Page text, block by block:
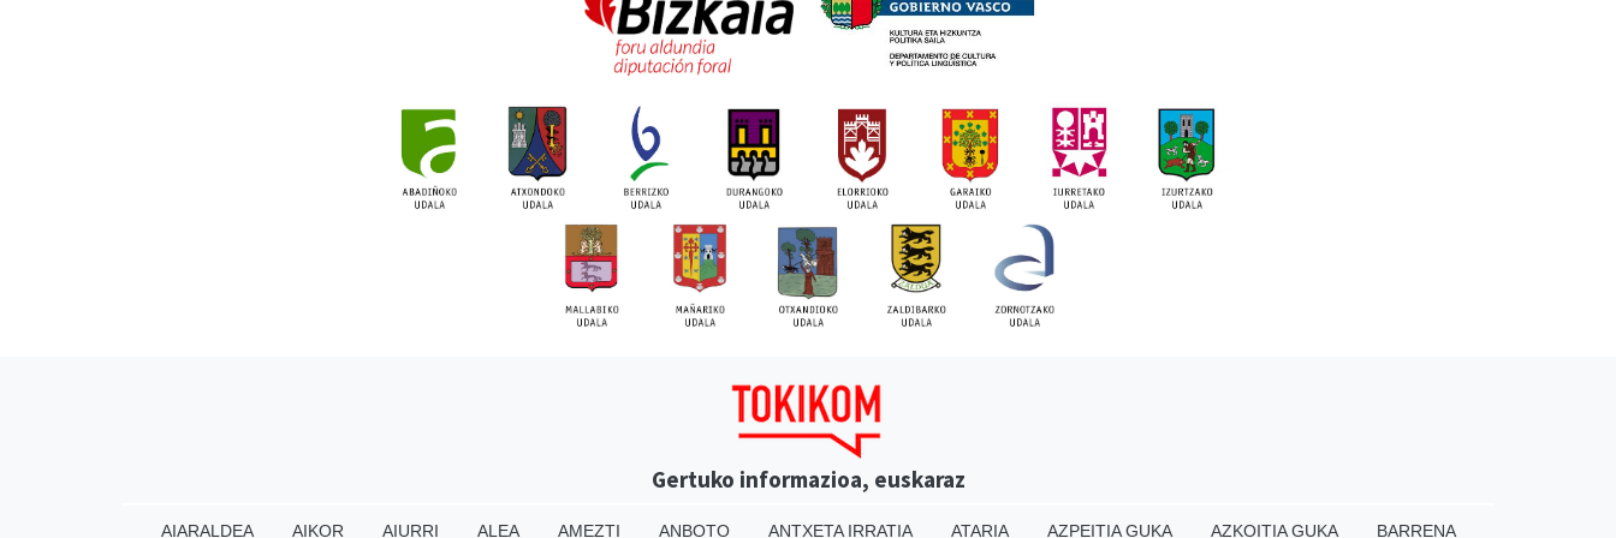
Gertuko informazioa, euskaraz
AIARALDEA AIKOR AIURRI ALEA AMEZTI ANBOTO ANTXETA IRRATIA ATARIA AZPEITIA GUKA AZKOITIA GUKA BARRENA